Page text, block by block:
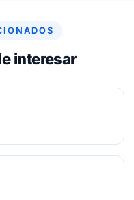
interesar